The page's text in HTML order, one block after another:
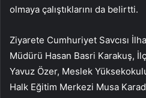
olmaya çalıştıklarını da belirtti.
Ziyarete Cumhuriyet Savcısı
Müdürü Hasan Basri Karakuş,
Yavuz Özer, Meslek
Halk Eğitim Merkezi Musa